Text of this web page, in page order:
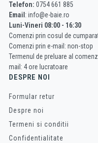
Telefon: 0754 661 885
Email : info@e-baie.ro
Luni-Vineri 08:00 - 16:30
Comenzi prin cosul de
Comenzi prin e-mail: non-stop
Termenul de preluare al
mail: 4 ore lucratoare
DESPRE NOI
Formular retur
Despre noi
Termeni si conditii
Confidentialitate